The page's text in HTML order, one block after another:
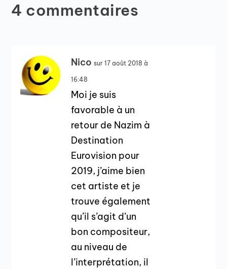
4 commentaires
Nico sur 17 août 2018 à
16:48
Moi je suis
favorable à un
retour de Nazim à
Destination
Eurovision pour
2019, j’aime bien
cet artiste et je
trouve également
qu’il s’agit d’un
bon compositeur,
au niveau de
l’interprétation, il